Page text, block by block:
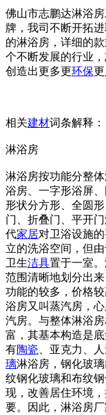
佛山市志鹏达淋浴
牌，我司不断开拓
的淋浴房，详细的
个不断发展的行业
创造出更多更环保
相关建材词条解释：
淋浴房
淋浴房按功能分整
浴房、一字形浴屏、
形状分方形、全圆形
门、折叠门、平开
代家居对卫浴设施
立的洗浴空间，但
卫生洁具置于一室
范围清晰地划分出
功能的较多，价格
浴房又叫蒸汽房，
汽房。与整体淋浴
富，其基本构造是
有陶瓷 、亚克力、
璃淋浴房，钢化玻
纹钢化玻璃和布纹
现，改善居住环境
要。因此，淋浴房